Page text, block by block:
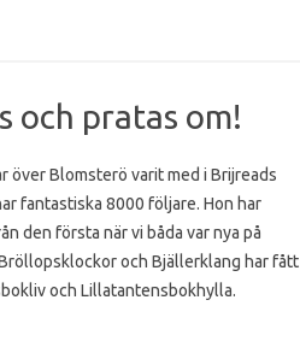
och pratas om!
över Blomsterö varit med i Brijreads
fantastiska 8000 följare. Hon har
den första när vi båda var nya på
och Bjällerklang har fått
och Lillatantensbokhylla.